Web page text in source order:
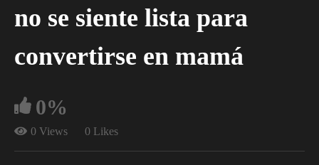
no se siente lista para
convertirse en mamá
0%
0 Views 0 Likes